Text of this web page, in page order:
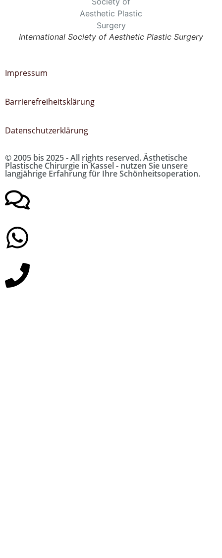
International Society of Aesthetic Plastic Surgery
Impressum
Barrierefreiheitsklärung
Datenschutzerklärung
© 2005 bis 2025 - All rights reserved. Ästhetische
Plastische Chirurgie in Kassel - nutzen Sie unsere
langjährige Erfahrung für Ihre Schönheitsoperation.